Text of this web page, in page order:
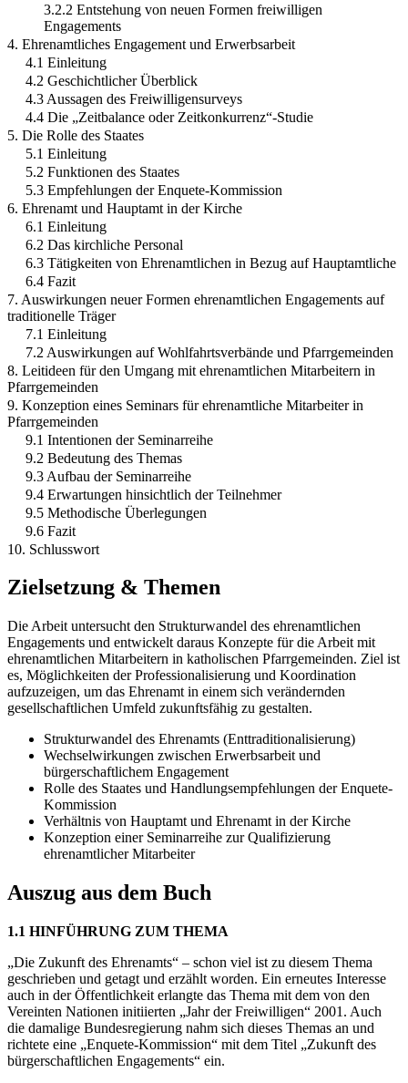
3.2.2 Entstehung von neuen Formen freiwilligen
Engagements
4. Ehrenamtliches Engagement und Erwerbsarbeit
4.1 Einleitung
4.2 Geschichtlicher Überblick
4.3 Aussagen des Freiwilligensurveys
4.4 Die „Zeitbalance oder Zeitkonkurrenz“-Studie
5. Die Rolle des Staates
5.1 Einleitung
5.2 Funktionen des Staates
5.3 Empfehlungen der Enquete-Kommission
6. Ehrenamt und Hauptamt in der Kirche
6.1 Einleitung
6.2 Das kirchliche Personal
6.3 Tätigkeiten von Ehrenamtlichen in Bezug auf Hauptamtliche
6.4 Fazit
7. Auswirkungen neuer Formen ehrenamtlichen Engagements auf
traditionelle Träger
7.1 Einleitung
7.2 Auswirkungen auf Wohlfahrtsverbände und Pfarrgemeinden
8. Leitideen für den Umgang mit ehrenamtlichen Mitarbeitern in
Pfarrgemeinden
9. Konzeption eines Seminars für ehrenamtliche Mitarbeiter in
Pfarrgemeinden
9.1 Intentionen der Seminarreihe
9.2 Bedeutung des Themas
9.3 Aufbau der Seminarreihe
9.4 Erwartungen hinsichtlich der Teilnehmer
9.5 Methodische Überlegungen
9.6 Fazit
10. Schlusswort
Zielsetzung & Themen
Die Arbeit untersucht den Strukturwandel des ehrenamtlichen
Engagements und entwickelt daraus Konzepte für die Arbeit mit
ehrenamtlichen Mitarbeitern in katholischen Pfarrgemeinden. Ziel ist
es, Möglichkeiten der Professionalisierung und Koordination
aufzuzeigen, um das Ehrenamt in einem sich verändernden
gesellschaftlichen Umfeld zukunftsfähig zu gestalten.
Strukturwandel des Ehrenamts (Enttraditionalisierung)
Wechselwirkungen zwischen Erwerbsarbeit und
bürgerschaftlichem Engagement
Rolle des Staates und Handlungsempfehlungen der Enquete-
Kommission
Verhältnis von Hauptamt und Ehrenamt in der Kirche
Konzeption einer Seminarreihe zur Qualifizierung
ehrenamtlicher Mitarbeiter
Auszug aus dem Buch
1.1 HINFÜHRUNG ZUM THEMA
„Die Zukunft des Ehrenamts“ – schon viel ist zu diesem Thema
geschrieben und getagt und erzählt worden. Ein erneutes Interesse
auch in der Öffentlichkeit erlangte das Thema mit dem von den
Vereinten Nationen initiierten „Jahr der Freiwilligen“ 2001. Auch
die damalige Bundesregierung nahm sich dieses Themas an und
richtete eine „Enquete-Kommission“ mit dem Titel „Zukunft des
bürgerschaftlichen Engagements“ ein.